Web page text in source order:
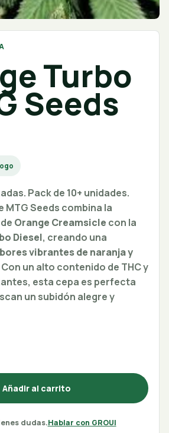
Turbo
Seeds
Pack de 10+ unidades.
MTG Seeds combina la
Orange Creamsicle con la
Diesel, creando una
vibrantes de naranja y
Con un alto contenido de THC y
esta cepa es perfecta
un subidón alegre y
Añadir al carrito
dudas.Hablar con GROUI